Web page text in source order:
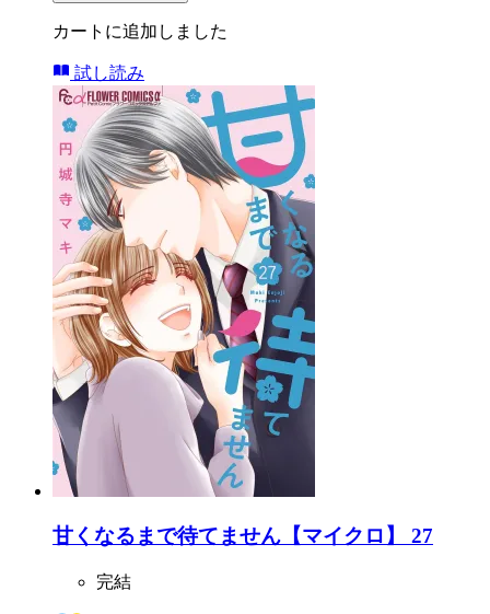
カートに追加しました
試し読み
甘くなるまで待てません【マイクロ】 27
完結